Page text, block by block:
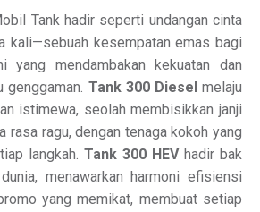
Tank hadir seperti undangan cinta
kali—sebuah kesempatan emas bagi
yang mendambakan kekuatan dan
Tank 300 Diesel melaju
istimewa, seolah membisikkan janji
rasa ragu, dengan tenaga kokoh yang
langkah. Tank 300 HEVhadir bak
menawarkan harmoni efisiensi
yang memikat, membuat setiap